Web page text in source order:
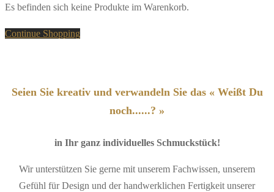
Es befinden sich keine Produkte im Warenkorb.
Continue Shopping
Seien Sie kreativ und verwandeln Sie das « Weißt Du
noch......? »
in Ihr ganz individuelles Schmuckstück!
Wir unterstützen Sie gerne mit unserem Fachwissen, unserem
Gefühl für Design und der handwerklichen Fertigkeit unserer